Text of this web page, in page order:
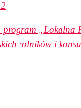
program „Lokalna
rolników i